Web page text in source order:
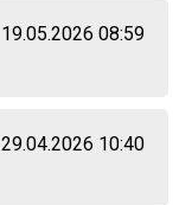
19.05.2026 08:59
29.04.2026 10:40